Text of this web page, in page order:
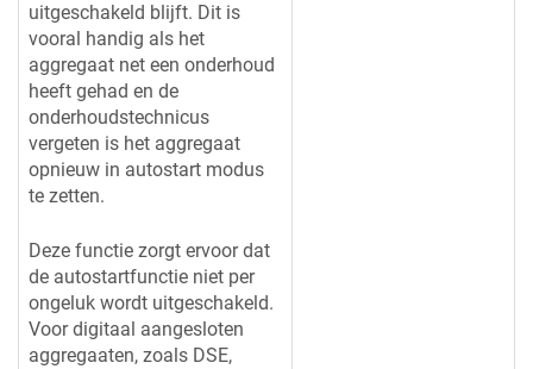
uitgeschakeld blijft. Dit is
vooral handig als het
aggregaat net een onderhoud
heeft gehad en de
onderhoudstechnicus
vergeten is het aggregaat
opnieuw in autostart modus
te zetten.
Deze functie zorgt ervoor dat
de autostartfunctie niet per
ongeluk wordt uitgeschakeld.
Voor digitaal aangesloten
aggregaaten, zoals DSE,